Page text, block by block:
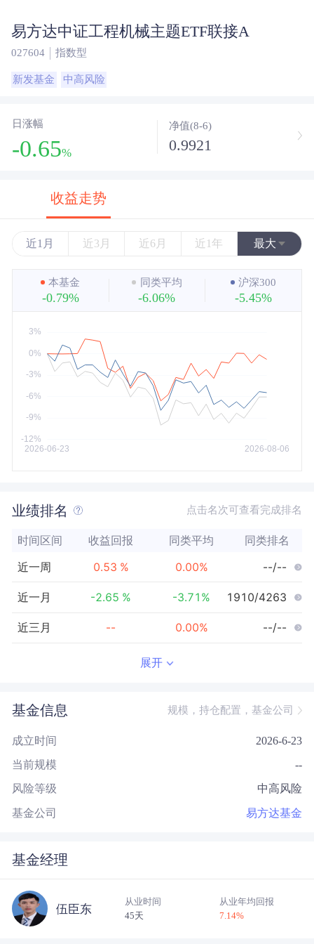
易方达中证工程机械主题ETF联接A
027604 指数型
新发基金 中高风险
日涨幅
-0.65%
净值(8-6)
0.9921
收益走势
近1月 近3月 近6月 近1年 最大
近3年
近5年
本基金
-0.79%
同类平均
-6.06%
沪深300
-5.45%
业绩排名 点击名次可查看完成排名
时间区间 收益回报 同类平均 同类排名
近一周 0.53 % 0.00% --/--
近一月 -2.65 % -3.71 % 1910/4263
近三月 -- 0.00% --/--
近三年 0.00 % --/--
近五年 --/--
成立以来 --/--
展开
基金信息 规模，持仓配置，基金公司
成立时间 2026-6-23
当前规模 --
风险等级 中高风险
基金公司 易方达基金
基金经理
伍臣东
从业时间
45天
从业年均回报
7.14%